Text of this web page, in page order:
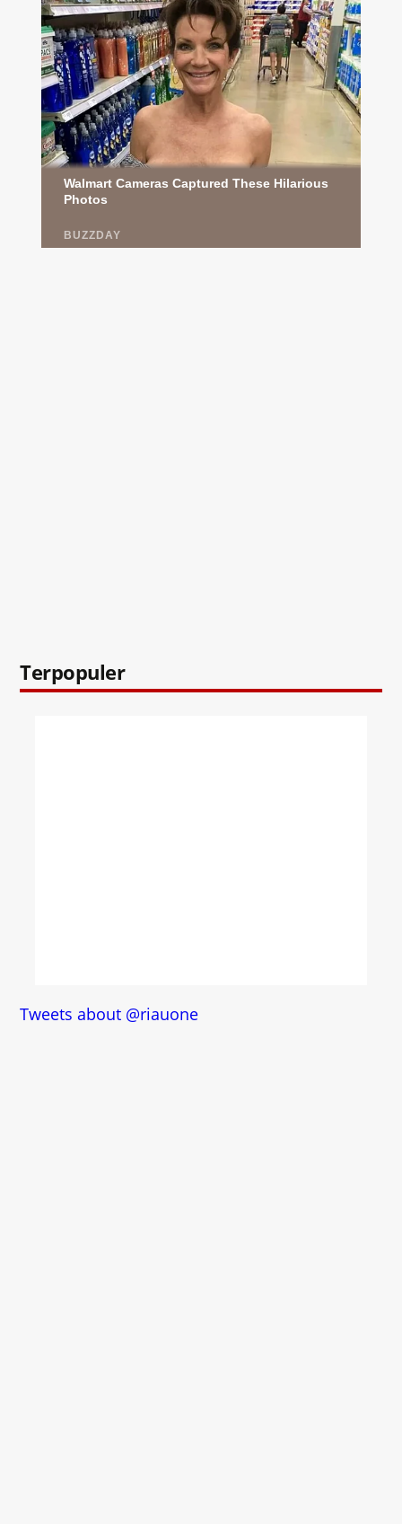
Terpopuler
Tweets about @riauone